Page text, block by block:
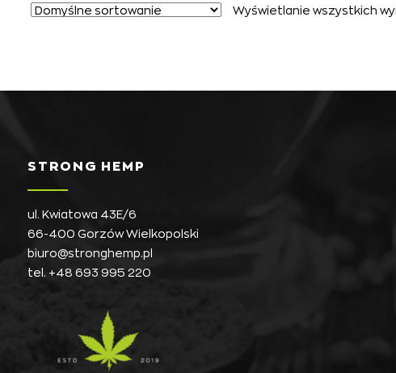
Wyświetlanie wszystkich
STRONG HEMP
ul. Kwiatowa 43E/6
66-400 Gorzów Wielkopolski
biuro@stronghemp.pl
tel. +48 693 995 220